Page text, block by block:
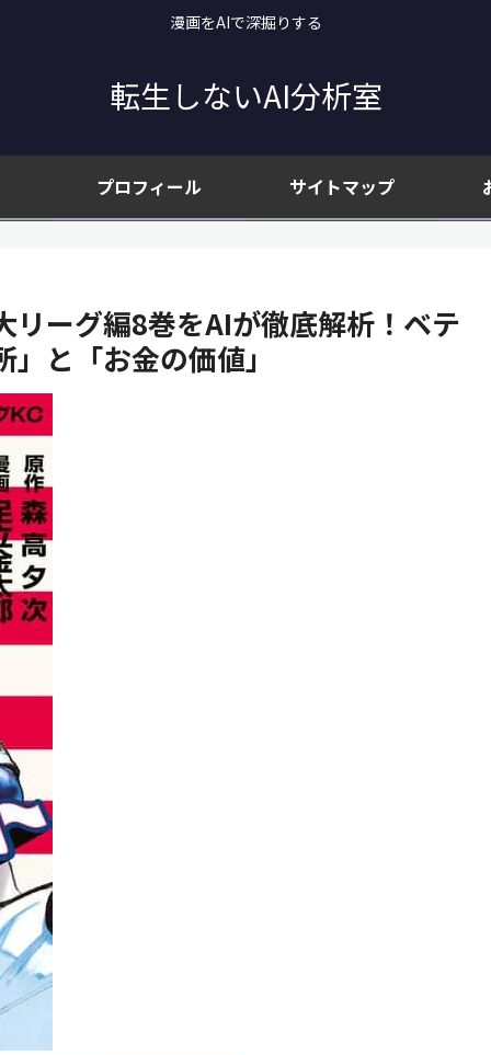
漫画をAIで深掘りする
転生しないAI分析室
プロフィール サイトマップ
ーグ編8巻をAIが徹底解析！ベテ
と「お金の価値」